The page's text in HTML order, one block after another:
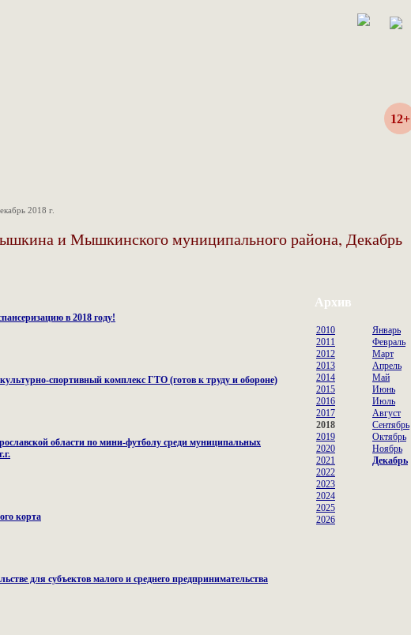
2018 г.
и Мышкинского муниципального района, Декабрь
12+
в 2018 году!
спортивный комплекс ГТО (готов к труду и обороне)
области по мини-футболу среди муниципальных
корта
для субъектов малого и среднего предпринимательства
Архив
2010
2011
2012
2013
2014
2015
2016
2017
2018
2019
2020
2021
2022
2023
2024
2025
2026
Январь
Февраль
Март
Апрель
Май
Июнь
Июль
Август
Сентябрь
Октябрь
Ноябрь
Декабрь